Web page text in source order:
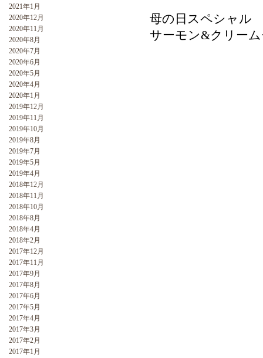
2021年1月
2020年12月
2020年11月
2020年8月
2020年7月
2020年6月
2020年5月
2020年4月
2020年1月
2019年12月
2019年11月
2019年10月
2019年8月
2019年7月
2019年5月
2019年4月
2018年12月
2018年11月
2018年10月
2018年8月
2018年4月
2018年2月
2017年12月
2017年11月
2017年9月
2017年8月
2017年6月
2017年5月
2017年4月
2017年3月
2017年2月
2017年1月
母の日スペシャル
サーモン&クリー